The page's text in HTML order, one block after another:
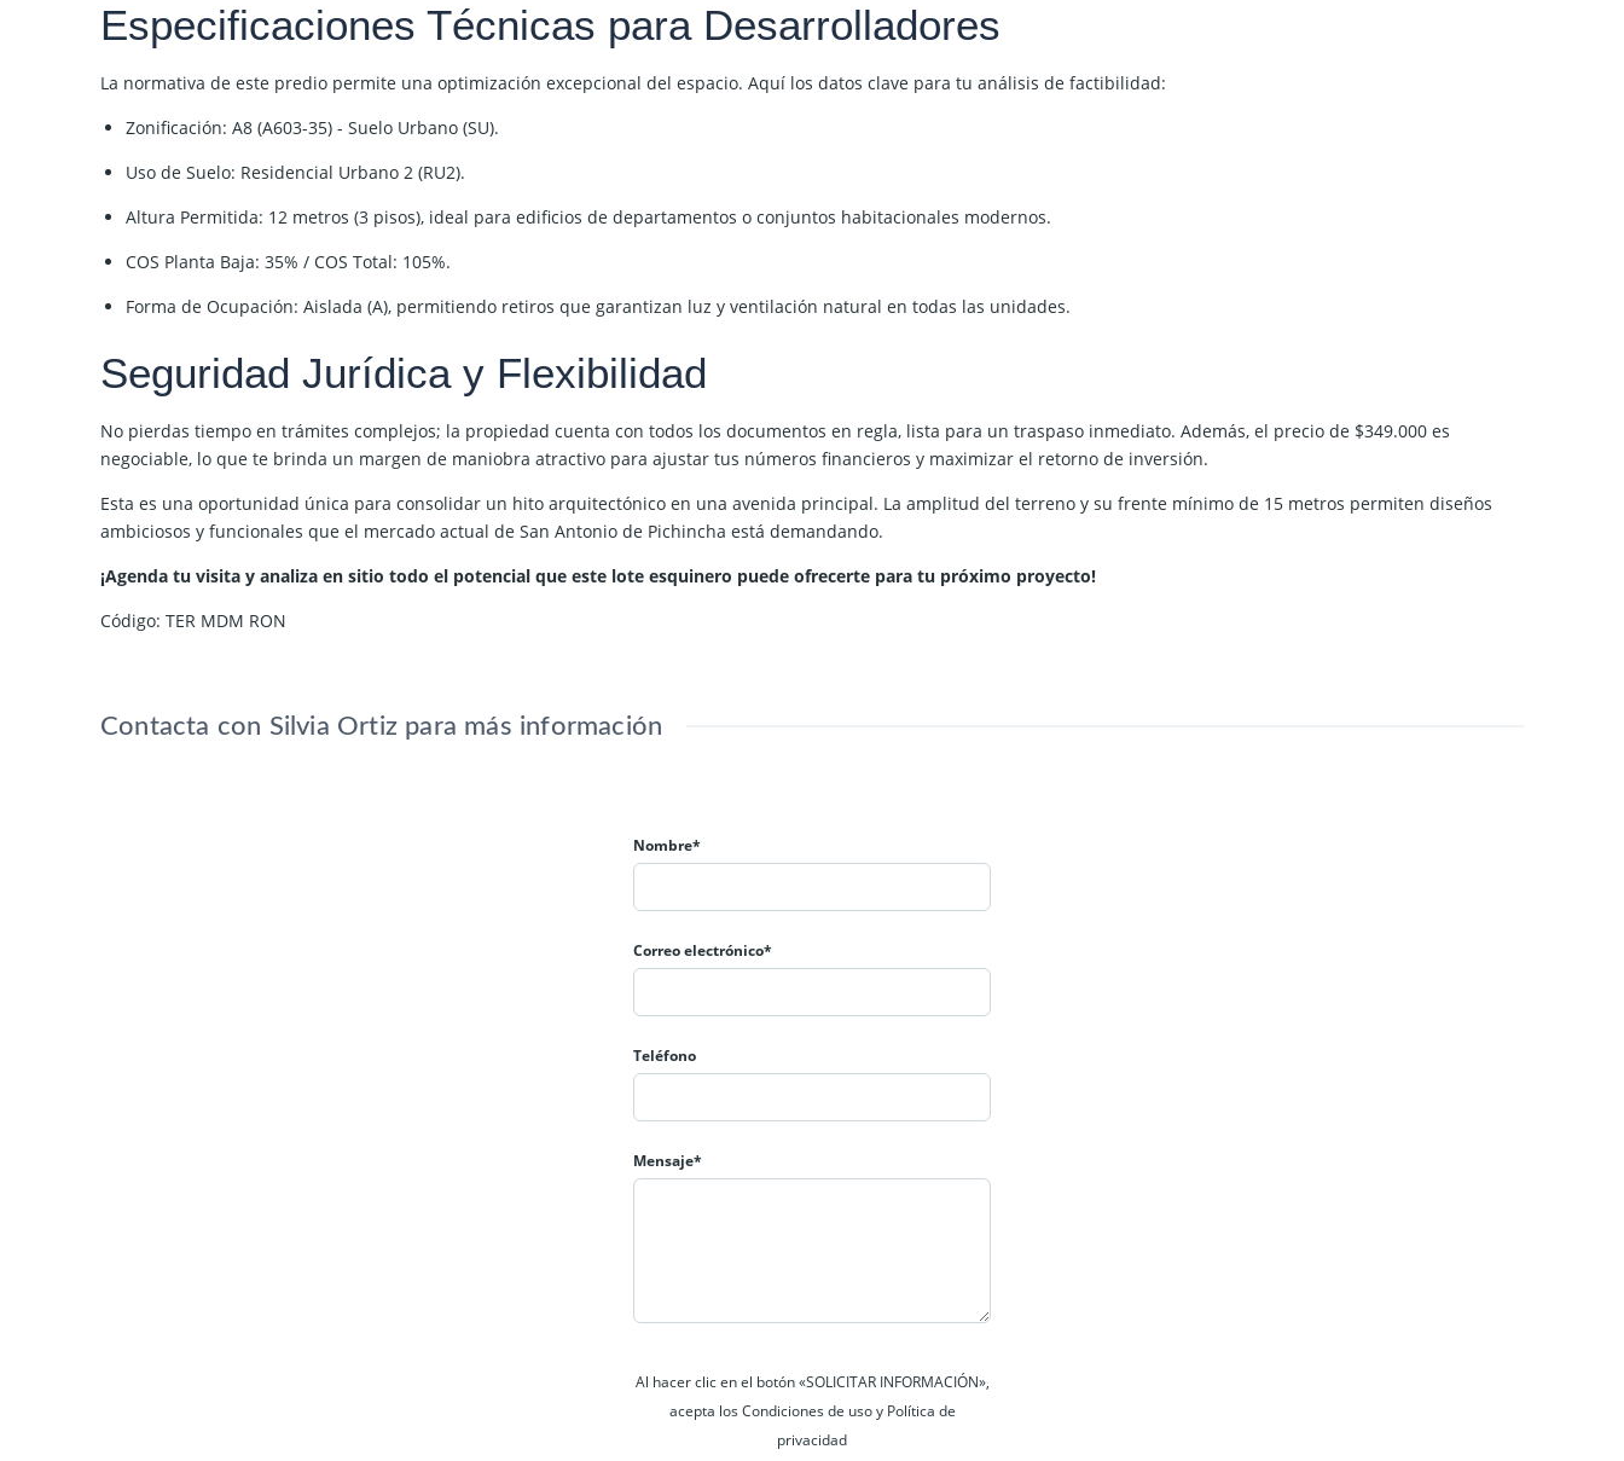
Especificaciones Técnicas para Desarrolladores
La normativa de este predio permite una optimización excepcional del espacio. Aquí los datos clave para tu análisis de factibilidad:
Zonificación: A8 (A603-35) - Suelo Urbano (SU).
Uso de Suelo: Residencial Urbano 2 (RU2).
Altura Permitida: 12 metros (3 pisos), ideal para edificios de departamentos o conjuntos habitacionales modernos.
COS Planta Baja: 35% / COS Total: 105%.
Forma de Ocupación: Aislada (A), permitiendo retiros que garantizan luz y ventilación natural en todas las unidades.
Seguridad Jurídica y Flexibilidad
No pierdas tiempo en trámites complejos; la propiedad cuenta con todos los documentos en regla, lista para un traspaso inmediato. Además, el precio de $349.000 es
negociable, lo que te brinda un margen de maniobra atractivo para ajustar tus números financieros y maximizar el retorno de inversión.
Esta es una oportunidad única para consolidar un hito arquitectónico en una avenida principal. La amplitud del terreno y su frente mínimo de 15 metros permiten diseños
ambiciosos y funcionales que el mercado actual de San Antonio de Pichincha está demandando.
¡Agenda tu visita y analiza en sitio todo el potencial que este lote esquinero puede ofrecerte para tu próximo proyecto!
Código: TER MDM RON
Contacta con Silvia Ortiz para más información
Nombre*
Correo electrónico*
Teléfono
Mensaje*
Al hacer clic en el botón «SOLICITAR INFORMACIÓN»,
acepta los Condiciones de uso y Política de
privacidad